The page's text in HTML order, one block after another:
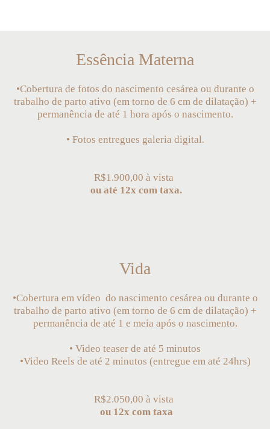
Essência Materna
•Cobertura de fotos do nascimento cesárea ou durante o
trabalho de parto ativo (em torno de 6 cm de dilatação) +
permanência de até 1 hora após o nascimento.
• Fotos entregues galeria digital.
R$1.900,00 à vista
ou até 12x com taxa.
Vida
•Cobertura em vídeo do nascimento cesárea ou durante o
trabalho de parto ativo (em torno de 6 cm de dilatação) +
permanência de até 1 e meia após o nascimento.
• Video teaser de até 5 minutos
•Video Reels de até 2 minutos (entregue em até 24hrs)
R$2.050,00 à vista
ou 12x com taxa